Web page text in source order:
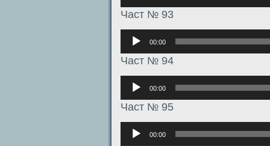
Част № 93
Аудиоплеер
00:00
Част № 94
Аудиоплеер
00:00
Част № 95
Аудиоплеер
00:00